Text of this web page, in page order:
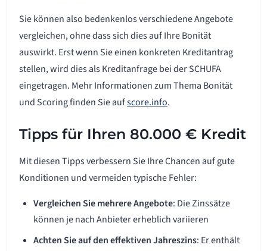
Sie können also bedenkenlos verschiedene Angebote
vergleichen, ohne dass sich dies auf Ihre Bonität
auswirkt. Erst wenn Sie einen konkreten Kreditantrag
stellen, wird dies als Kreditanfrage bei der SCHUFA
eingetragen. Mehr Informationen zum Thema Bonität
und Scoring finden Sie aufscore.info.
Tipps für Ihren 80.000 € Kredit
Mit diesen Tipps verbessern Sie Ihre Chancen auf gute
Konditionen und vermeiden typische Fehler:
Vergleichen Sie mehrere Angebote: Die Zinssätze
können je nach Anbieter erheblich variieren
Achten Sie auf den effektiven Jahreszins: Er enthält